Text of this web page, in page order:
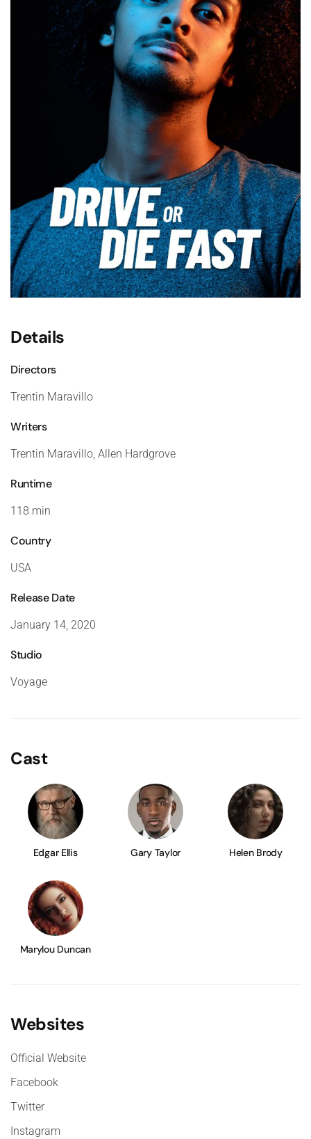
Details
Directors
Trentin Maravillo
Writers
Trentin Maravillo, Allen Hardgrove
Runtime
118 min
Country
USA
Release Date
January 14, 2020
Studio
Voyage
Cast
Edgar Ellis Gary Taylor Helen Brody
Marylou Duncan
Websites
Official Website
Facebook
Twitter
Instagram